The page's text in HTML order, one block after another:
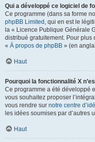
Qui a développé ce logiciel de
Ce programme (dans sa forme
phpBB Limited , qui en est le
la « Licence Publique Générale
distribué gratuitement. Pour plus
« À propos de phpBB » (en
Haut
Pourquoi la fonctionnalité X
Ce programme a été développé
vous souhaitez proposer
vous rendre sur notre centre
les idées soumises par d’autres
Haut